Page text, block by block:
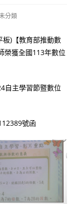
分類
)【教育部推動數
榮獲全國113年數位
自主學習節暨數位
號函